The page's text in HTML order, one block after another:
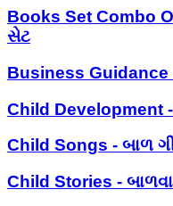
Books Set Combo
સેટ
Business Guidance
Child Development
Child Songs - બાળ
Child Stories -